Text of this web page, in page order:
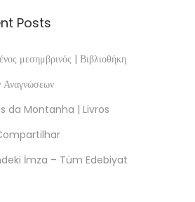
Posts
μεσημβρινός | Βιβλιοθήκη
Αναγνώσεων
da Montanha | Livros
İmza – Tüm Edebiyat